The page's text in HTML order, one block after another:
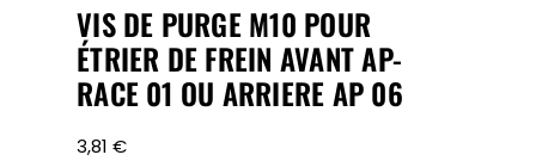
VIS DE PURGE M10 POUR
ÉTRIER DE FREIN AVANT AP-
RACE 01 OU ARRIERE AP 06
3,81€